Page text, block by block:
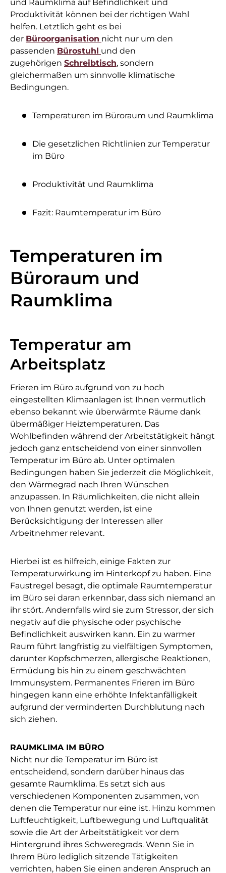
und Raumklima auf Befindlichkeit und
Produktivität können bei der richtigen Wahl
helfen. Letztlich geht es bei
der Büroorganisation nicht nur um den
passenden Bürostuhl und den
zugehörigen Schreibtisch, sondern
gleichermaßen um sinnvolle klimatische
Bedingungen.
Temperaturen im Büroraum und Raumklima
Die gesetzlichen Richtlinien zur Temperatur
im Büro
Produktivität und Raumklima
Fazit: Raumtemperatur im Büro
Temperaturen im
Büroraum und
Raumklima
Temperatur am
Arbeitsplatz
Frieren im Büro aufgrund von zu hoch
eingestellten Klimaanlagen ist Ihnen vermutlich
ebenso bekannt wie überwärmte Räume dank
übermäßiger Heiztemperaturen. Das
Wohlbefinden während der Arbeitstätigkeit hängt
jedoch ganz entscheidend von einer sinnvollen
Temperatur im Büro ab. Unter optimalen
Bedingungen haben Sie jederzeit die Möglichkeit,
den Wärmegrad nach Ihren Wünschen
anzupassen. In Räumlichkeiten, die nicht allein
von Ihnen genutzt werden, ist eine
Berücksichtigung der Interessen aller
Arbeitnehmer relevant.
Hierbei ist es hilfreich, einige Fakten zur
Temperaturwirkung im Hinterkopf zu haben. Eine
Faustregel besagt, die optimale Raumtemperatur
im Büro sei daran erkennbar, dass sich niemand an
ihr stört. Andernfalls wird sie zum Stressor, der sich
negativ auf die physische oder psychische
Befindlichkeit auswirken kann. Ein zu warmer
Raum führt langfristig zu vielfältigen Symptomen,
darunter Kopfschmerzen, allergische Reaktionen,
Ermüdung bis hin zu einem geschwächten
Immunsystem. Permanentes Frieren im Büro
hingegen kann eine erhöhte Infektanfälligkeit
aufgrund der verminderten Durchblutung nach
sich ziehen.
RAUMKLIMA IM BÜRO
Nicht nur die Temperatur im Büro ist
entscheidend, sondern darüber hinaus das
gesamte Raumklima. Es setzt sich aus
verschiedenen Komponenten zusammen, von
denen die Temperatur nur eine ist. Hinzu kommen
Luftfeuchtigkeit, Luftbewegung und Luftqualität
sowie die Art der Arbeitstätigkeit vor dem
Hintergrund ihres Schweregrads. Wenn Sie in
Ihrem Büro lediglich sitzende Tätigkeiten
verrichten, haben Sie einen anderen Anspruch an